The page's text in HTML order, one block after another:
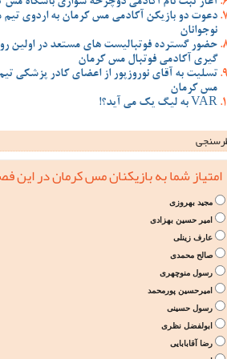
دعوت دو بازیکن آکادمی مس کرمان به اردوی تیم
نوجوانان
حضور گسترده فوتبالیست های مستعد در اولین
گیری آکادمی فوتبال مس کرمان
تسلیت به آقای نوروزپور از اعضای کادر پزشکی
مس کرمان
VAR به لیگ یک می آید؟!
امتیاز شما به بازیکنان مس کرمان در این
مجید بهروزی
امیر حسین بهزادی
عارف زینلی
صالح محمدی
رسول منوچهری
امیرحسین پورمحمد
رسول حسینی
ابولفضل نظری
رضا آقابابایی